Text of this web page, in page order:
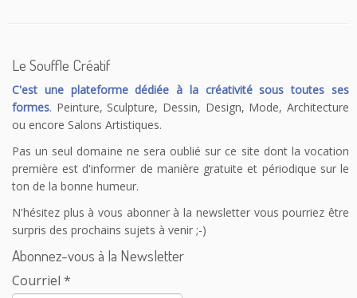
Le Souffle Créatif
C'est une plateforme dédiée à la créativité sous toutes ses
formes. Peinture, Sculpture, Dessin, Design, Mode, Architecture
ou encore Salons Artistiques.
Pas un seul domaine ne sera oublié sur ce site dont la vocation
première est d'informer de manière gratuite et périodique sur le
ton de la bonne humeur.
N'hésitez plus à vous abonner à la newsletter vous pourriez être
surpris des prochains sujets à venir ;-)
Abonnez-vous à la Newsletter
Courriel *